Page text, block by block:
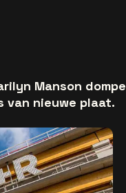
Manson
van nieuwe plaat.